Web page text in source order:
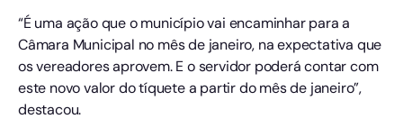
“É uma ação que o município vai encaminhar para a
Câmara Municipal no mês de janeiro, na expectativa que
os vereadores aprovem. E o servidor poderá contar com
este novo valor do tíquete a partir do mês de janeiro”,
destacou.